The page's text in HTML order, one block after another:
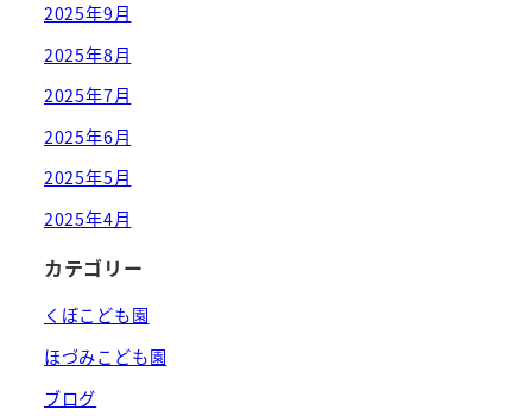
2025年9月
2025年8月
2025年7月
2025年6月
2025年5月
2025年4月
カテゴリー
くぼこども園
ほづみこども園
ブログ